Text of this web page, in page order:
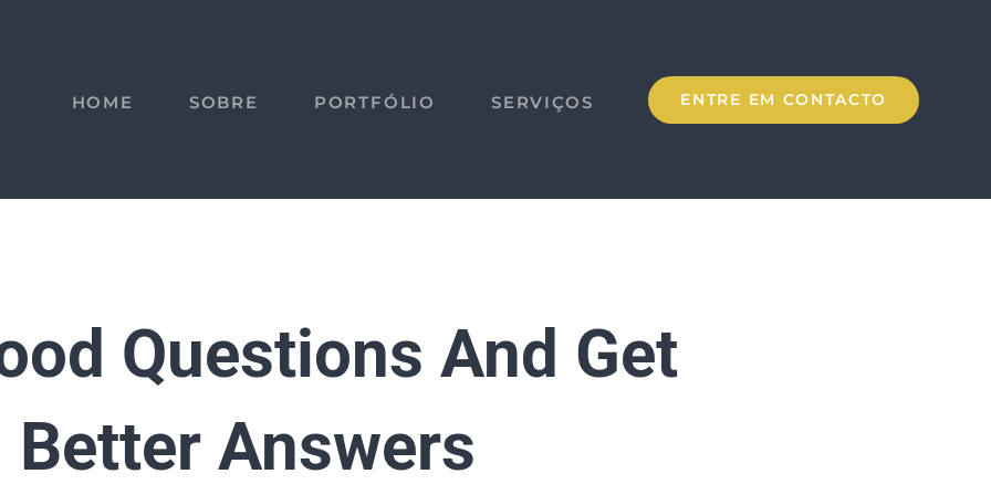
HOME SOBRE PORTFÓLIO SERVIÇOS ENTRE EM CONTACTO
Questions And Get
Better Answers